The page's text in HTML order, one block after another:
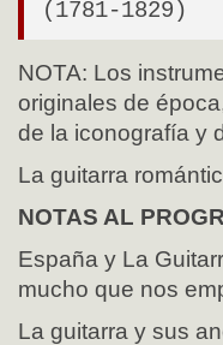
(1781-1829)
NOTA: Los
originales de
de la iconografía y
La guitarra
NOTAS AL
España y La
mucho que nos
La guitarra y sus